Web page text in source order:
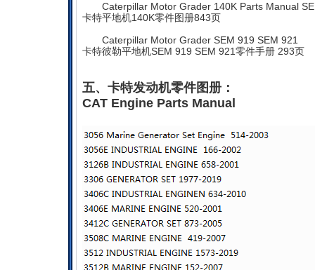
Caterpillar Motor Grader 140K Parts Manual
卡特平地机140K零件图册843页
Caterpillar Motor Grader SEM 919 SEM 921
卡特彼勒平地机SEM 919 SEM 921零件手册 293页
五、卡特发动机零件图册：
CAT Engine Parts Manual